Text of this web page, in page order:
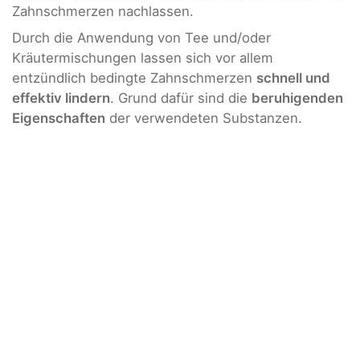
Zahnschmerzen nachlassen.
Durch die Anwendung von Tee und/oder
Kräutermischungen lassen sich vor allem
entzündlich bedingte Zahnschmerzen schnell und
effektiv lindern. Grund dafür sind die beruhigenden
Eigenschaften der verwendeten Substanzen.